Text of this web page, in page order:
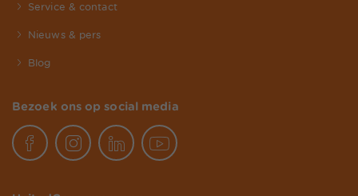
Service & contact
Nieuws & pers
Blog
Bezoek ons op social media